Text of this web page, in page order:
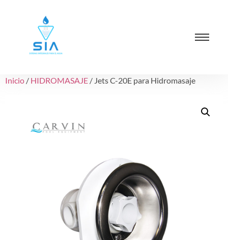
Inicio / HIDROMASAJE / Jets C-20E para Hidromasaje